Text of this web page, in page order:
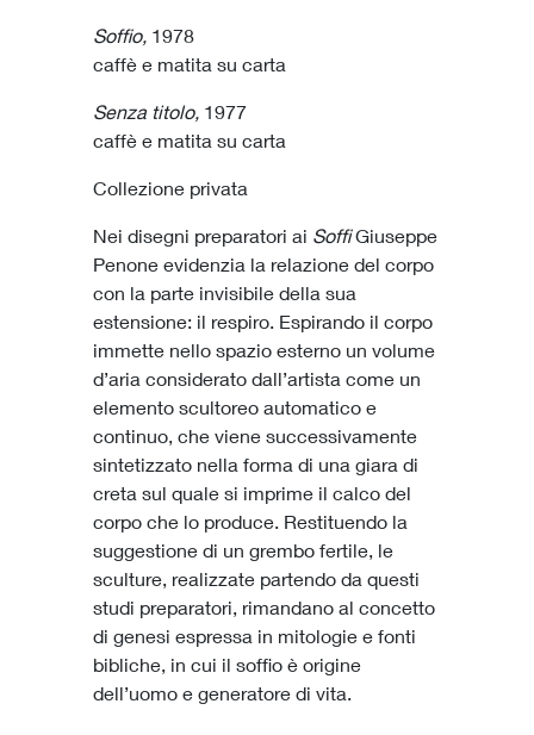
Soffio, 1978
caffè e matita su carta
Senza titolo, 1977
caffè e matita su carta
Collezione privata
Nei disegni preparatori ai Soffi Giuseppe
Penone evidenzia la relazione del corpo
con la parte invisibile della sua
estensione: il respiro. Espirando il corpo
immette nello spazio esterno un volume
d’aria considerato dall’artista come un
elemento scultoreo automatico e
continuo, che viene successivamente
sintetizzato nella forma di una giara di
creta sul quale si imprime il calco del
corpo che lo produce. Restituendo la
suggestione di un grembo fertile, le
sculture, realizzate partendo da questi
studi preparatori, rimandano al concetto
di genesi espressa in mitologie e fonti
bibliche, in cui il soffio è origine
dell’uomo e generatore di vita.